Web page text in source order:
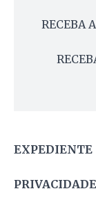
RECEBA
EXPEDIENTE
PRIVACIDADE